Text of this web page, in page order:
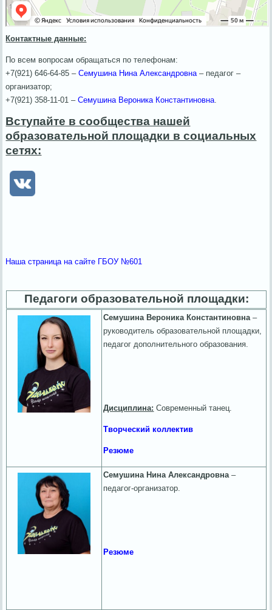
Контактные данные:
По всем вопросам обращаться по телефонам:
+7(921) 646-64-85 –Семушина Нина Александровна – педагог –
организатор;
+7(921) 358-11-01 –Семушина Вероника Константиновна
Вступайте в сообщества нашей
образовательной площадки в социальных
сетях:
Наша страница на сайте ГБОУ №601
Педагоги образовательной площадки:
Семушина Вероника Константиновна –
руководитель образовательной площадки,
педагог дополнительного образования.
Дисциплина: Современный танец.
Творческий коллектив
Резюме
Семушина Нина Александровна –
педагог-организатор.
Резюме